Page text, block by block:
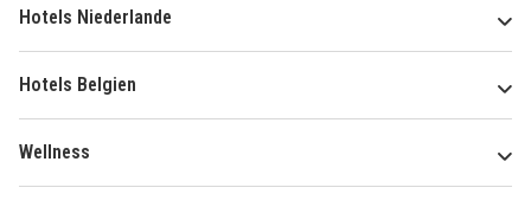
Hotels Niederlande
Hotels Belgien
Wellness